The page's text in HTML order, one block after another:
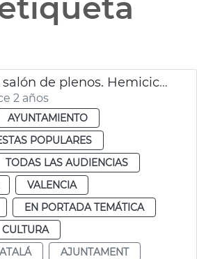
Restauración salón de plenos. Hemiciclo
2 años
AYUNTAMIENTO
POPULARES
TODAS LAS AUDIENCIAS
VALENCIA
EN PORTADA TEMÁTICA
CULTURA
AJUNTAMENT